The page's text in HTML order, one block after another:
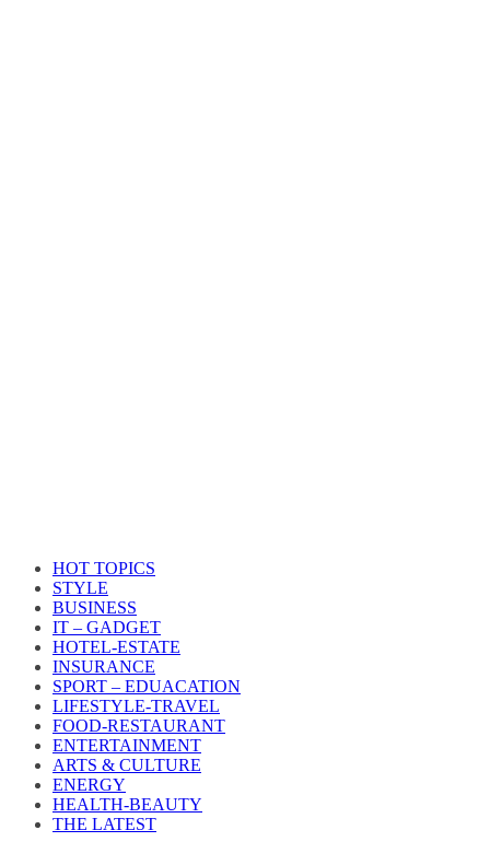
HOT TOPICS
STYLE
BUSINESS
IT – GADGET
HOTEL-ESTATE
INSURANCE
SPORT – EDUACATION
LIFESTYLE​-TRAVEL​
FOOD-RESTAURANT
ENTERTAINMENT
ARTS & CULTURE
ENERGY
HEALTH​-BEAUTY
THE LATEST